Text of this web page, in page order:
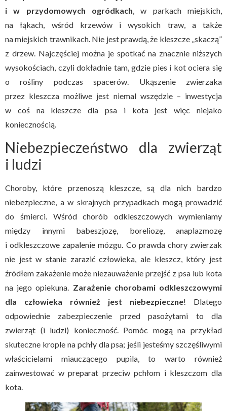
i w przydomowych ogródkach, w parkach miejskich,
na łąkach, wśród krzewów i wysokich traw, a także
na miejskich trawnikach. Nie jest prawdą, że kleszcze „skaczą”
z drzew. Najczęściej można je spotkać na znacznie niższych
wysokościach, czyli dokładnie tam, gdzie pies i kot ociera się
o rośliny podczas spacerów. Ukąszenie zwierzaka
przez kleszcza możliwe jest niemal wszędzie – inwestycja
w coś na kleszcze dla psa i kota jest więc niejako
koniecznością.
Niebezpieczeństwo dla zwierząt
i ludzi
Choroby, które przenoszą kleszcze, są dla nich bardzo
niebezpieczne, a w skrajnych przypadkach mogą prowadzić
do śmierci. Wśród chorób odkleszczowych wymieniamy
między innymi babeszjozę, boreliozę, anaplazmozę
i odkleszczowe zapalenie mózgu. Co prawda chory zwierzak
nie jest w stanie zarazić człowieka, ale kleszcz, który jest
źródłem zakażenie może niezauważenie przejść z psa lub kota
na jego opiekuna. Zarażenie chorobami odkleszczowymi
dla człowieka również jest niebezpieczne! Dlatego
odpowiednie zabezpieczenie przed pasożytami to dla
zwierząt (i ludzi) konieczność. Pomóc mogą na przykład
skuteczne krople na pchły dla psa; jeśli jesteśmy szczęśliwymi
właścicielami miauczącego pupila, to warto również
zainwestować w preparat przeciw pchłom i kleszczom dla
kota.